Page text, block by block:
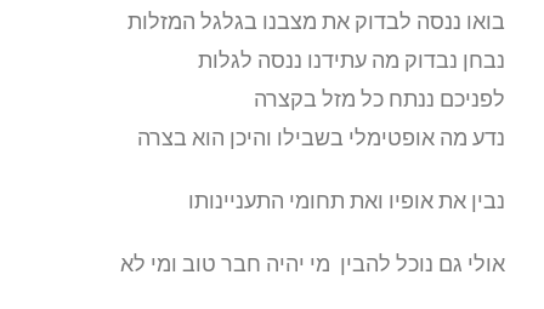
בואו ננסה לבדוק את מצבנו בגלגל המזלות
נבחן נבדוק מה עתידנו ננסה לגלות
לפניכם ננתח כל מזל בקצרה
נדע מה אופטימלי בשבילו והיכן הוא בצרה
נבין את אופיו ואת תחומי התעניינותו
אולי גם נוכל להבין מי יהיה חבר טוב ומי לא